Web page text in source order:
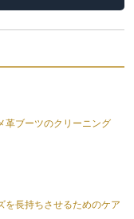
革ブーツのクリーニング
を長持ちさせるためのケア